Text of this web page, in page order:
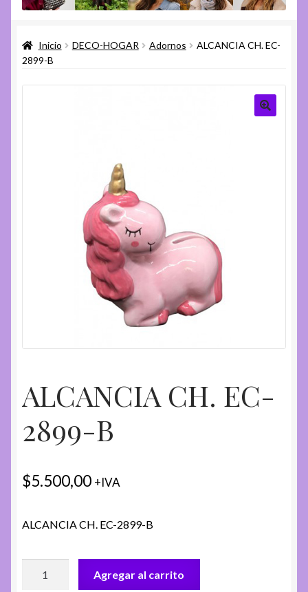
menú
menú
Ayuda
menú
hijo
Inicio DECO-HOGAR Adornos
ALCANCIA CH. EC-
2899-B
ALCANCIA CH. EC-
2899-B
$5.500,00 +IVA
ALCANCIA CH. EC-2899-B
Agregar al carrito